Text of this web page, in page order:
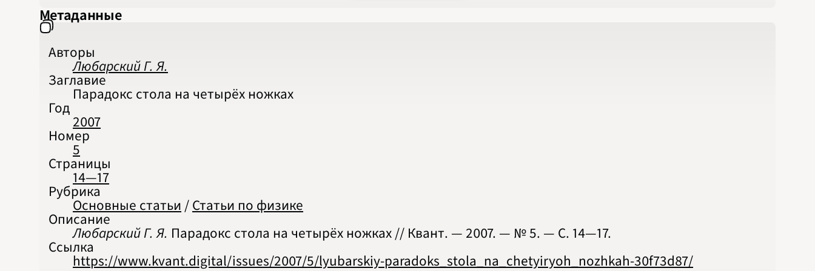
Метаданные
Авторы
Любарский Г. Я.
Заглавие
Парадокс стола на четырёх ножках
Год
2007
Номер
5
Страницы
14—17
Рубрика
Основные статьи /Статьи по физике
Описание
Любарский Г. Я. Парадокс стола на четырёх ножках // Квант. — 2007. — № 5. — С. 14‍—‍17.
Ссылка
https://www.kvant.digital/issues/2007/5/lyubarskiy-paradoks_stola_na_chetyiryoh_nozhkah-30f73d87/